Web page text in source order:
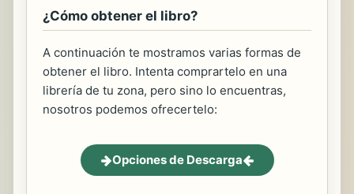
¿Cómo obtener el libro?
A continuación te mostramos varias formas de
obtener el libro. Intenta comprartelo en una
librería de tu zona, pero sino lo encuentras,
nosotros podemos ofrecertelo:
Opciones de Descarga